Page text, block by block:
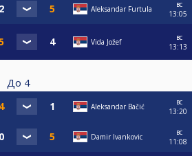
Aleksandar Furtula
вс
13:05
Vida Jožef
вс
13:13
До 4
Aleksandar Bačić
вс
13:20
Damir Ivankovic
вс
11:08